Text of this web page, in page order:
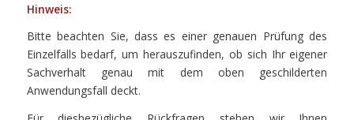
Hinweis:
Bitte beachten Sie, dass es einer genauen Prüfung des
Einzelfalls bedarf, um herauszufinden, ob sich Ihr eigener
Sachverhalt genau mit dem oben geschilderten
Anwendungsfall deckt.